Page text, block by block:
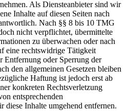
Als Diensteanbieter sind wir
Inhalte auf diesen Seiten nach
Nach §§ 8 bis 10 TMG
nicht verpflichtet, übermittelte
zu überwachen oder nach
eine rechtswidrige Tätigkeit
Entfernung oder Sperrung der
den allgemeinen Gesetzen bleiben
Haftung ist jedoch erst ab
konkreten Rechtsverletzung
entsprechenden
diese Inhalte umgehend entfernen.